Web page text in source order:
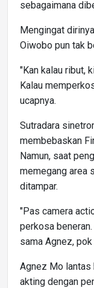
sebagaimana
Mengingat
Oiwobo pun tak
"Kan kalau ribut,
Kalau
ucapnya.
Sutradara
membebaskan
Namun, saat
memegang area
ditampar.
"Pas camera
perkosa
sama Agnez,
Agnez Mo lantas
akting dengan